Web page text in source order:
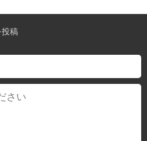
投稿